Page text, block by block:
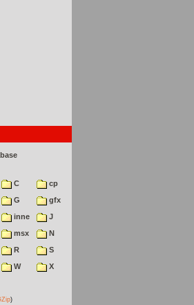
C
cp
G
gfx
inne
J
msx
N
R
S
W
X
)